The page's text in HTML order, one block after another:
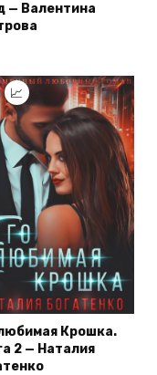
— Валентина
Крошка.
2 — Наталия